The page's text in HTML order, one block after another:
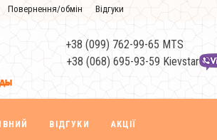
Повернення/обмін
Відгуки
+38 (099) 762-99-65 MTS
+38 (068) 695-93-59 Kievstar
ВІДГУКИ АКЦІЇ